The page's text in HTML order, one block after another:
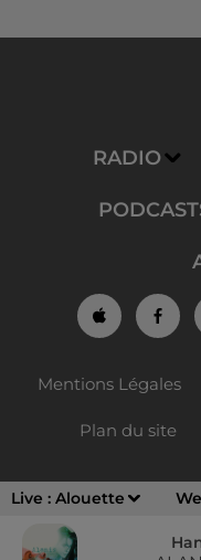
Live : Alouette
RADIO
Mentions Légales
Plan du site